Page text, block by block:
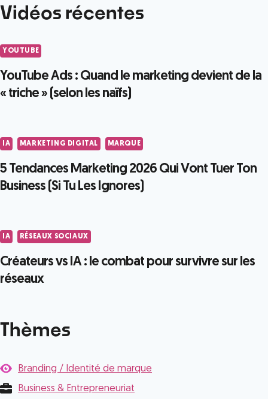
Vidéos récentes
YOUTUBE
YouTube Ads : Quand le marketing devient de la
« triche » (selon les naïfs)
IA MARKETING DIGITAL MARQUE
5 Tendances Marketing 2026 Qui Vont Tuer Ton
Business (Si Tu Les Ignores)
IA RÉSEAUX SOCIAUX
Créateurs vs IA : le combat pour survivre sur les
réseaux
Thèmes
Branding / Identité de marque
Business & Entrepreneuriat